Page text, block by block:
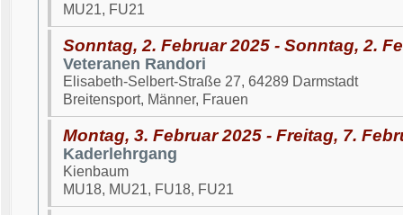
MU21, FU21
Sonntag, 2. Februar 2025 - Sonntag, 2.
Veteranen Randori
Elisabeth-Selbert-Straße 27, 64289 Darmstadt
Breitensport, Männer, Frauen
Montag, 3. Februar 2025 - Freitag, 7.
Kaderlehrgang
Kienbaum
MU18, MU21, FU18, FU21